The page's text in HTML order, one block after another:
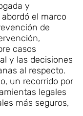
y
el marco
de
casos
y las decisiones
al respecto.
un recorrido por
legales
más seguros,